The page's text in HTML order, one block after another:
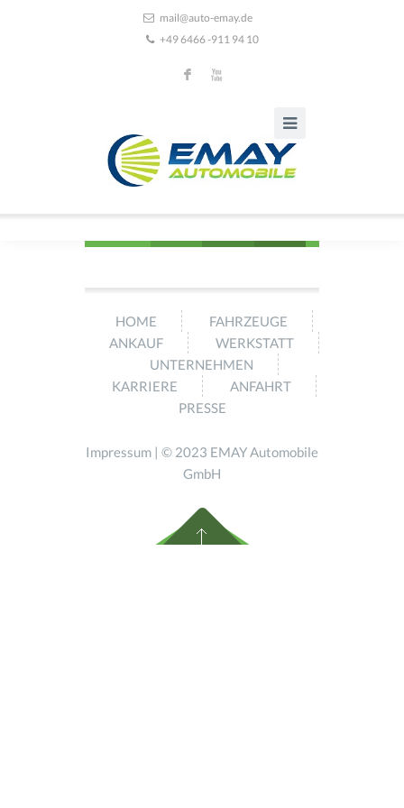
mail@auto-emay.de
+49 6466 -911 94 10
F X
HOME
FAHRZEUGE
ANKAUF
WERKSTATT
UNTERNEHMEN
KARRIERE
ANFAHRT
PRESSE
Impressum | © 2023 EMAY Automobile
GmbH